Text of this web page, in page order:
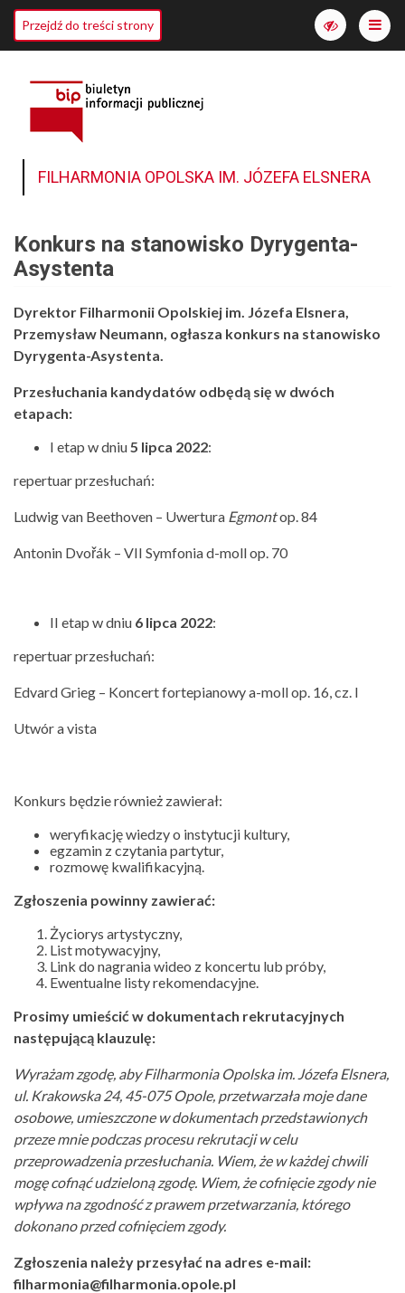
Przejdź do treści strony
Włącz
wersję
FILHARMONIA OPOLSKA IM. JÓZEFA ELSNERA
Konkurs na stanowisko Dyrygenta-
Asystenta
Dyrektor Filharmonii Opolskiej im. Józefa Elsnera,
Przemysław Neumann, ogłasza konkurs na stanowisko
Dyrygenta-Asystenta.
Przesłuchania kandydatów odbędą się w dwóch
etapach:
I etap w dniu5 lipca 2022:
repertuar przesłuchań:
Ludwig van Beethoven – Uwertura Egmontop. 84
Antonin Dvořák – VII Symfonia d-moll op. 70
II etap w dniu 6 lipca 2022:
repertuar przesłuchań:
Edvard Grieg – Koncert fortepianowy a-moll op. 16, cz. I
Utwór a vista
Konkurs będzie również zawierał:
weryfikację wiedzy o instytucji kultury,
egzamin z czytania partytur,
rozmowę kwalifikacyjną.
Zgłoszenia powinny zawierać:
Życiorys artystyczny,
List motywacyjny,
Link do nagrania wideo z koncertu lub próby,
Ewentualne listy rekomendacyjne.
Prosimy umieścić w dokumentach rekrutacyjnych
następującą klauzulę:
Wyrażam zgodę, aby Filharmonia Opolska im. Józefa Elsnera,
ul. Krakowska 24, 45-075 Opole, przetwarzała moje dane
osobowe, umieszczone w dokumentach przedstawionych
przeze mnie podczas procesu rekrutacji w celu
przeprowadzenia przesłuchania. Wiem, że w każdej chwili
mogę cofnąć udzieloną zgodę. Wiem, że cofnięcie zgody nie
wpływa na zgodność z prawem przetwarzania, którego
dokonano przed cofnięciem zgody.
Zgłoszenia należy przesyłać na adres e-mail:
filharmonia@filharmonia.opole.pl